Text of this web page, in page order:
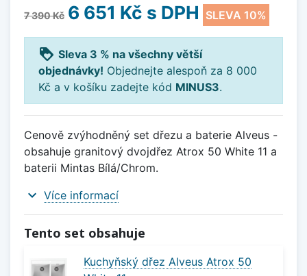
7 390 Kč 6 651 Kč s DPH SLEVA 10%
loyalty Sleva 3 % na všechny větší
objednávky! Objednejte alespoň za 8 000
Kč a v košíku zadejte kód MINUS3.
Cenově zvýhodněný set dřezu a baterie Alveus -
obsahuje granitový dvojdřez Atrox 50 White 11 a
baterii Mintas Bílá/Chrom.
expand_more Více informací
Tento set obsahuje
Kuchyňský dřez Alveus Atrox 50